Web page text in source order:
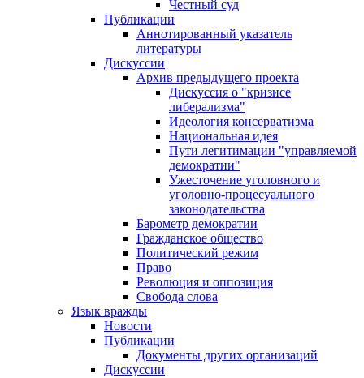
Честный суд
Публикации
Аннотированный указатель
литературы
Дискуссии
Архив предыдущего проекта
Дискуссия о "кризисе
либерализма"
Идеология консерватизма
Национальная идея
Пути легитимации "управляемой
демократии"
Ужесточение уголовного и
уголовно-процесуального
законодательства
Барометр демократии
Гражданское общество
Политический режим
Право
Революция и оппозиция
Свобода слова
Язык вражды
Новости
Публикации
Документы других организаций
Дискуссии